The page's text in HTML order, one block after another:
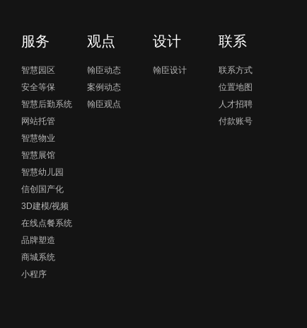
服务
智慧园区
安全等保
智慧后勤系统
网站托管
智慧物业
智慧展馆
智慧幼儿园
信创国产化
3D建模/视频
在线点餐系统
品牌塑造
商城系统
小程序
观点
翰臣动态
案例动态
翰臣观点
设计
翰臣设计
联系
联系方式
位置地图
人才招聘
付款账号